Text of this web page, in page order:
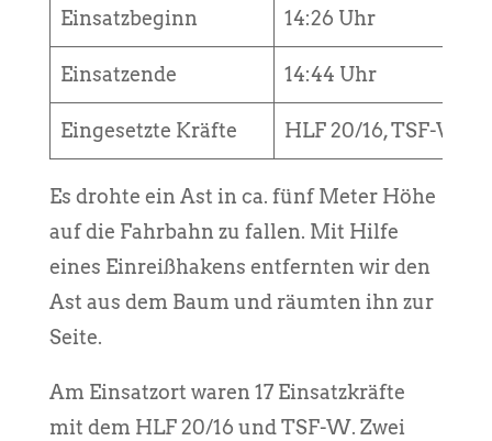
Einsatzbeginn 14:26 Uhr
Einsatzende 14:44 Uhr
Eingesetzte Kräfte HLF 20/16, TSF-W
Es drohte ein Ast in ca. fünf Meter Höhe
auf die Fahrbahn zu fallen. Mit Hilfe
eines Einreißhakens entfernten wir den
Ast aus dem Baum und räumten ihn zur
Seite.
Am Einsatzort waren 17 Einsatzkräfte
mit dem HLF 20/16 und TSF-W. Zwei